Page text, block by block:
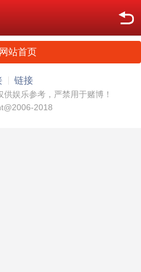
站首页
链接
娱乐参考，严禁用于赌博！
2018